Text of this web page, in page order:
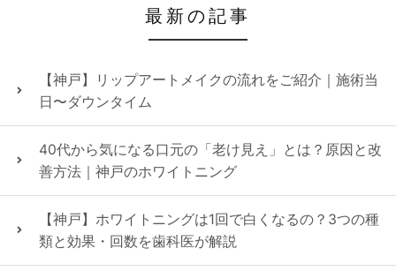
最新の記事
【神戸】リップアートメイクの流れをご紹介｜施術当
日〜ダウンタイム
40代から気になる口元の「老け見え」とは？原因と改
善方法｜神戸のホワイトニング
【神戸】ホワイトニングは1回で白くなるの？3つの種
類と効果・回数を歯科医が解説